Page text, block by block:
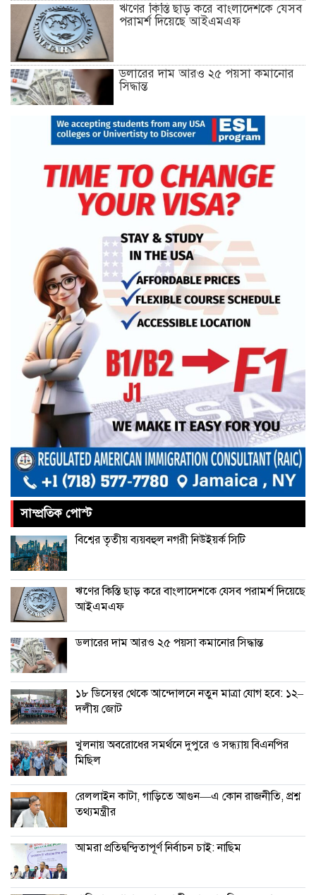
ঋণের কিস্তি ছাড় করে বাংলাদেশকে যেসব
পরামর্শ দিয়েছে আইএমএফ
ডলারের দাম আরও ২৫ পয়সা কমানোর
সিদ্ধান্ত
১৮ ডিসেম্বর থেকে আন্দোলনে নতুন মাত্রা
খুলনায় অবরোধের সমর্থনে দুপুরে ও
সন্ধ্যায় বিএনপির মিছিল
রেললাইন কাটা, গাড়িতে আগুন—এ
কোন রাজনীতি, প্রশ্ন তথ্যমন্ত্রীর
আমরা প্রতিদ্বন্দ্বিতাপূর্ণ নির্বাচন চাই: না‌ছিম
পাকিস্তানে থানায় ‘আত্মঘাতী’ হামলায়
নিহত ৬, আহত ২৫
ভূরাজনীতির নেতিবাচক প্রভাব পড়তে শুরু
করেছে: এফবিসিসিআই
চীনের বেল্ট অ্যান্ড রোড উদ্যোগে আর
থাকছে না ইতালি
সাম্প্রতিক পোস্ট
বিশ্বের তৃতীয় ব্যয়বহুল নগরী নিউইয়র্ক সিটি
ঋণের কিস্তি ছাড় করে বাংলাদেশকে যেসব পরামর্শ দিয়েছে
আইএমএফ
ডলারের দাম আরও ২৫ পয়সা কমানোর সিদ্ধান্ত
১৮ ডিসেম্বর থেকে আন্দোলনে নতুন মাত্রা যোগ হবে: ১২–
দলীয় জোট
খুলনায় অবরোধের সমর্থনে দুপুরে ও সন্ধ্যায় বিএনপির
মিছিল
রেললাইন কাটা, গাড়িতে আগুন—এ কোন রাজনীতি, প্রশ্ন
তথ্যমন্ত্রীর
আমরা প্রতিদ্বন্দ্বিতাপূর্ণ নির্বাচন চাই: না‌ছিম